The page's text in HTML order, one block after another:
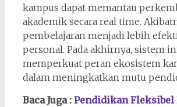
kampus dapat memantau
akademik secara real time.
pembelajaran menjadi lebih
personal. Pada akhirnya, sistem
memperkuat peran ekosistem
dalam meningkatkan mutu
Baca Juga : Pendidikan Fleksibel